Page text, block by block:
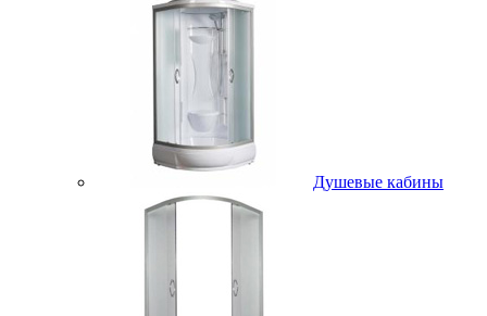
Душевые кабины